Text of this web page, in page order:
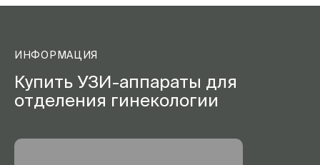
ИНФОРМАЦИЯ
Купить УЗИ-аппараты для
отделения гинекологии